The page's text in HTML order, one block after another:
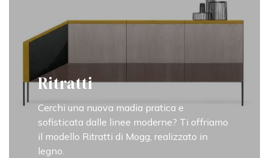
Ritratti
Cerchi una nuova madia pratica e
sofisticata dalle linee moderne? Ti offriamo
il modello Ritratti di Mogg, realizzato in
legno.